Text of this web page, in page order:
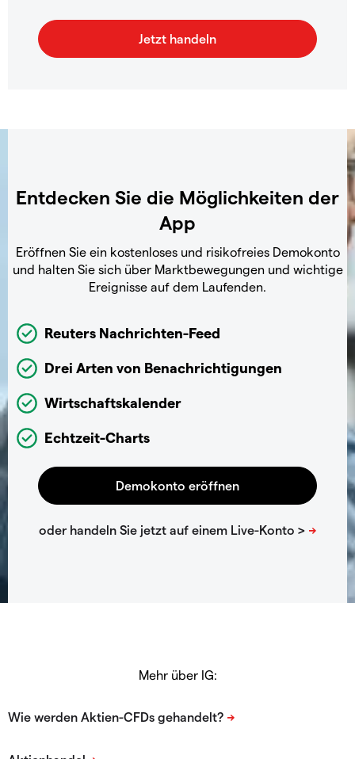
Entdecken Sie die Möglichkeiten der
App
Eröffnen Sie ein kostenloses und risikofreies Demokonto
und halten Sie sich über Marktbewegungen und wichtige
Ereignisse auf dem Laufenden.
Reuters Nachrichten-Feed
Drei Arten von Benachrichtigungen
Wirtschaftskalender
Echtzeit-Charts
Mehr über IG: